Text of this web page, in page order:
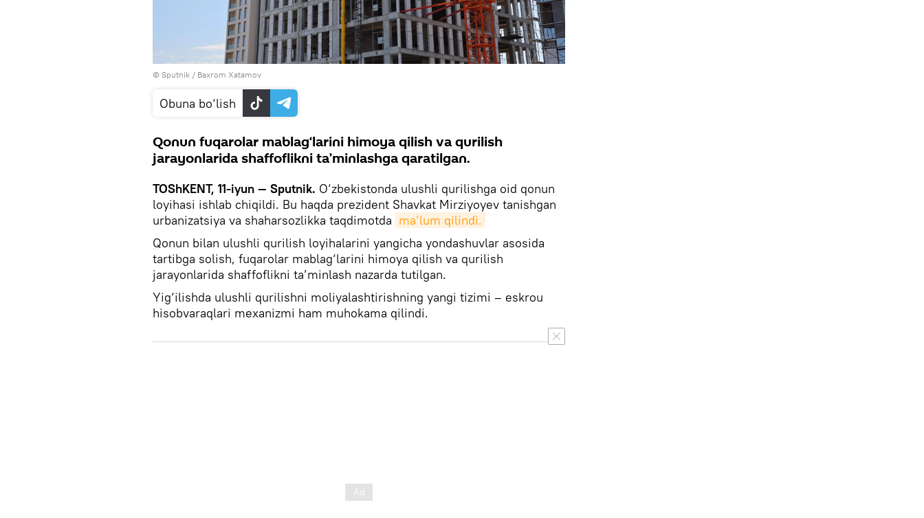
© Sputnik / Baxrom Xatamov
Obuna bo‘lish
Qonun fuqarolar mablag‘larini himoya qilish va qurilish
jarayonlarida shaffoflikni ta’minlashga qaratilgan.
TOShKENT, 11-iyun — Sputnik. O‘zbekistonda ulushli qurilishga oid qonun
loyihasi ishlab chiqildi. Bu haqda prezident Shavkat Mirziyoyev tanishgan
urbanizatsiya va shaharsozlikka taqdimotda ma’lum qilindi.
Qonun bilan ulushli qurilish loyihalarini yangicha yondashuvlar asosida
tartibga solish, fuqarolar mablag‘larini himoya qilish va qurilish
jarayonlarida shaffoflikni ta’minlash nazarda tutilgan.
Yig‘ilishda ulushli qurilishni moliyalashtirishning yangi tizimi – eskrou
hisobvaraqlari mexanizmi ham muhokama qilindi.